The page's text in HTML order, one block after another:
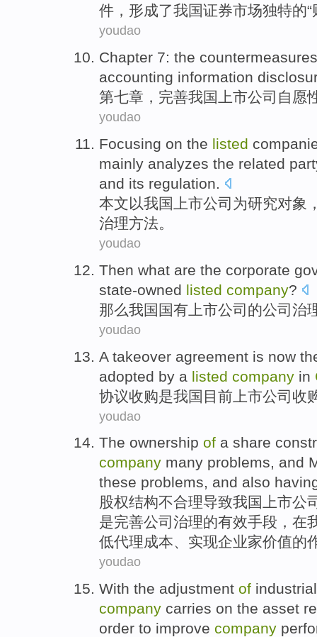
件 ， 形成了我国证券市场独特的“
youdao
Chapter 7: the countermeasures
accounting information
第七章 ， 完善我国 上市公司 自愿
youdao
Focusing on the listed
mainly analyzes the related
and its regulation.
本文以我国 上市公司 为研究对象
治理方法。
youdao
Then what are the corporate
state-owned listed company?
那么我国 国有 上市公司 的公司 治
youdao
A takeover agreement is now
adopted by a listed company in
协议收购是我国 目前 上市公司 收
youdao
The ownership of a share
company many problems, and
these problems, and also
股权结构不合理导致我国上市公
是完善公司治理的有效手段 ，在
低代理成本、实现企业家价值的
youdao
With the adjustment of
company carries on the asset
order to improve company